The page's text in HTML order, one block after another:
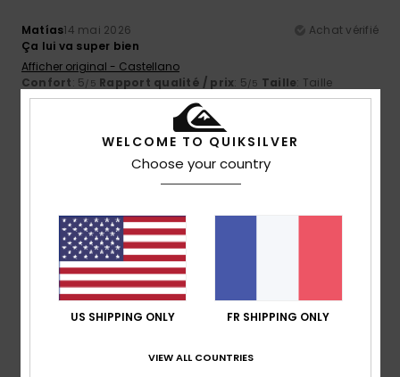
Matías14 mai 2026
Achat vérifié
Ça lui va super bien
Afficher original - Castellano
Confort: 5/5 Rapport qualité / prix: 5/5 Taille: Taille
parfaiteMatière: 5/5
Je recommande ce produit
5/5
Vicmar9 avril 2026
La longueur des manches courtes est parfaite. Mon fils a
un développement sensoriel particulier et ne supporte pas
les manches trop courtes. Grâce à ce modèle, il peut
porter des t-shirts à manches courtes. C'est donc parfait.
Rapport qualité / prix: 5/5
WELCOME TO QUIKSILVER
Choose your country
US SHIPPING ONLY FR SHIPPING ONLY
VIEW ALL COUNTRIES